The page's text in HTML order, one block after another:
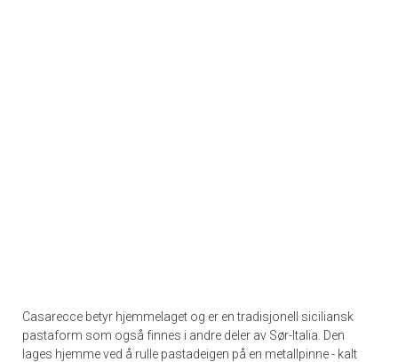
Casarecce betyr hjemmelaget og er en tradisjonell siciliansk
pastaform som også finnes i andre deler av Sør-Italia. Den
lages hjemme ved å rulle pastadeigen på en metallpinne - kalt